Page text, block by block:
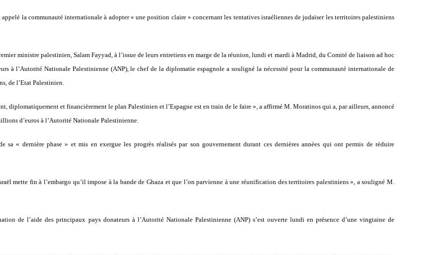
la communauté internationale à adopter « une position claire » concernant les tentatives israéliennes de judaïser les territoires palestiniens
ministre palestinien, Salam Fayyad, à l’issue de leurs entretiens en marge de la réunion, lundi et mardi à Madrid, du Comité de liaison ad hoc
à l’Autorité Nationale Palestinienne (ANP), le chef de la diplomatie espagnole a souligné la nécessité pour la communauté internationale de
de l’Etat Palestinien.
diplomatiquement et financièrement le plan Palestinien et l’Espagne est en train de le faire », a affirmé M. Moratinos qui a, par ailleurs, annoncé
d’euros à l’Autorité Nationale Palestinienne.
sa « dernière phase » et mis en exergue les progrès réalisés par son gouvernement durant ces dernières années qui ont permis de réduire
mette fin à l’embargo qu’il impose à la bande de Ghaza et que l’on parvienne à une réunification des territoires palestiniens », a souligné M.
de l’aide des principaux pays donateurs à l’Autorité Nationale Palestinienne (ANP) s’est ouverte lundi en présence d’une vingtaine de